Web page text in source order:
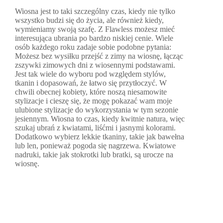
Wiosna jest to taki szczególny czas, kiedy nie tylko
wszystko budzi się do życia, ale również kiedy,
wymieniamy swoją szafę. Z Flawless możesz mieć
interesująca ubrania po bardzo niskiej cenie. Wiele
osób każdego roku zadaje sobie podobne pytania:
Możesz bez wysiłku przejść z zimy na wiosnę, łącząc
zszywki zimowych dni z wiosennymi podstawami.
Jest tak wiele do wyboru pod względem stylów,
tkanin i dopasowań, że łatwo się przytłoczyć. W
chwili obecnej kobiety, które noszą niesamowite
stylizacje i cieszę się, że mogę pokazać wam moje
ulubione stylizacje do wykorzystania w tym sezonie
jesiennym. Wiosna to czas, kiedy kwitnie natura, więc
szukaj ubrań z kwiatami, liśćmi i jasnymi kolorami.
Dodatkowo wybierz lekkie tkaniny, takie jak bawełna
lub len, ponieważ pogoda się nagrzewa. Kwiatowe
nadruki, takie jak stokrotki lub bratki, są urocze na
wiosnę.